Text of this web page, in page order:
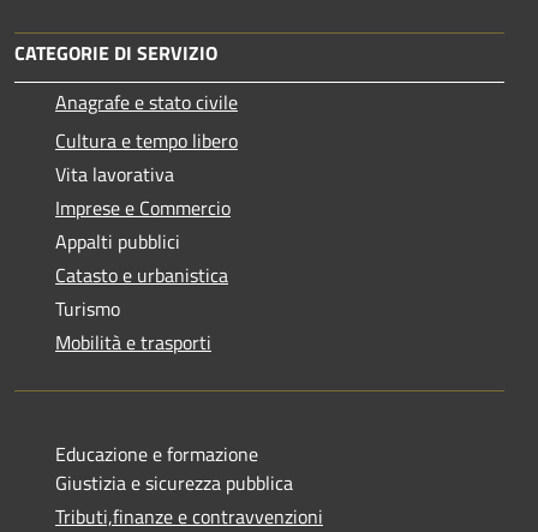
CATEGORIE DI SERVIZIO
Anagrafe e stato civile
Cultura e tempo libero
Vita lavorativa
Imprese e Commercio
Appalti pubblici
Catasto e urbanistica
Turismo
Mobilità e trasporti
Educazione e formazione
Giustizia e sicurezza pubblica
Tributi,finanze e contravvenzioni